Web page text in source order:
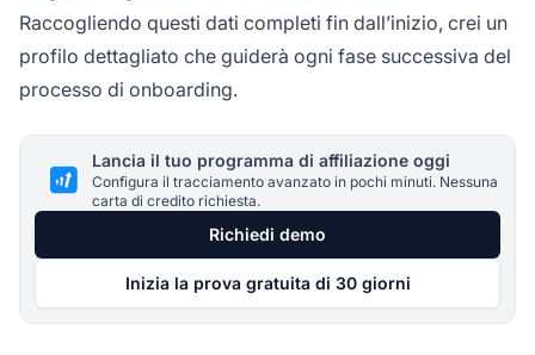
Raccogliendo questi dati completi fin dall’inizio, crei un
profilo dettagliato che guiderà ogni fase successiva del
processo di onboarding.
Lancia il tuo programma di affiliazione oggi
Configura il tracciamento avanzato in pochi minuti. Nessuna
carta di credito richiesta.
Richiedi demo
Inizia la prova gratuita di 30 giorni